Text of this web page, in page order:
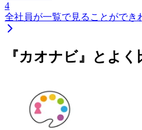
4
全社員が一覧で見ることができ
『カオナビ』とよ